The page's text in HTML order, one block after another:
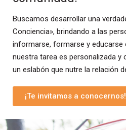
Buscamos desarrollar una
Conciencia», brindando a las
informarse, formarse y educarse
nuestra tarea es personalizada y
un eslabón que nutre la relación
¡Te invitamos a conocernos!